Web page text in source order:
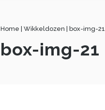
Home Wikkeldozen box-img-21
box-img-21